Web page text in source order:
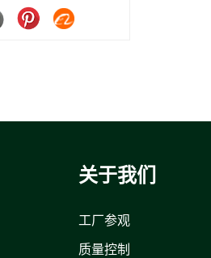
关于我们
工厂参观
质量控制